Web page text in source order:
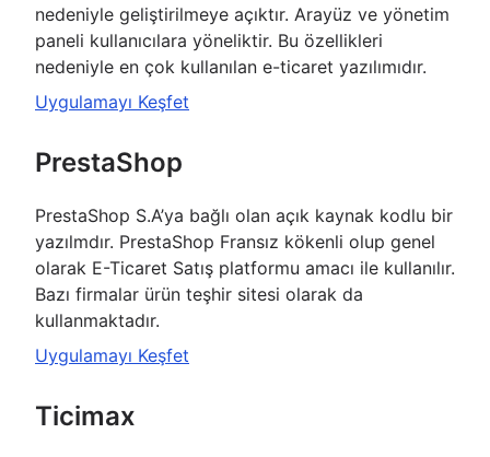
nedeniyle geliştirilmeye açıktır. Arayüz ve yönetim
paneli kullanıcılara yöneliktir. Bu özellikleri
nedeniyle en çok kullanılan e-ticaret yazılımıdır.
Uygulamayı Keşfet
PrestaShop
PrestaShop S.A’ya bağlı olan açık kaynak kodlu bir
yazılmdır. PrestaShop Fransız kökenli olup genel
olarak E-Ticaret Satış platformu amacı ile kullanılır.
Bazı firmalar ürün teşhir sitesi olarak da
kullanmaktadır.
Uygulamayı Keşfet
Ticimax